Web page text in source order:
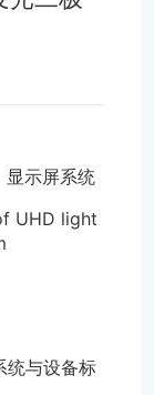
显示屏系统
UHD light
统与设备标